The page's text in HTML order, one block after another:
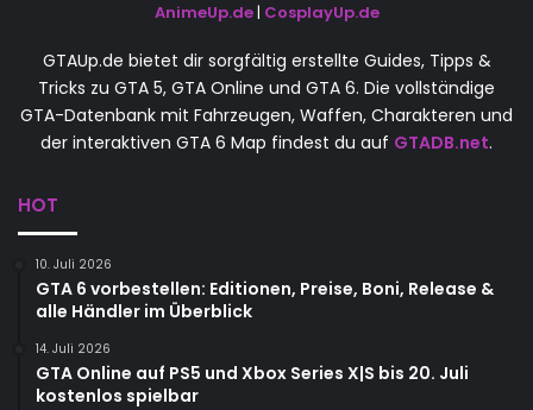
AnimeUp.de| CosplayUp.de
GTAUp.de bietet dir sorgfältig erstellte Guides, Tipps &
Tricks zu GTA 5, GTA Online und GTA 6. Die vollständige
GTA-Datenbank mit Fahrzeugen, Waffen, Charakteren und
der interaktiven GTA 6 Map findest du auf GTADB.net.
HOT
10. Juli 2026
GTA 6 vorbestellen: Editionen, Preise, Boni, Release &
alle Händler im Überblick
14. Juli 2026
GTA Online auf PS5 und Xbox Series X|S bis 20. Juli
kostenlos spielbar